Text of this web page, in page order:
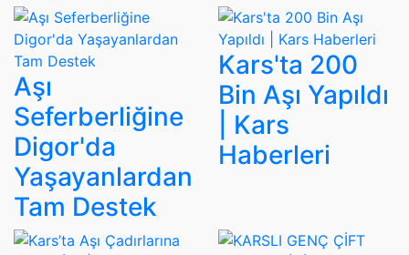
Aşı
Seferberliğine
Digor'da
Yaşayanlardan
Tam Destek
Kars'ta 200
Bin Aşı Yapıldı
| Kars
Haberleri